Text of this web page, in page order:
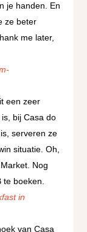
je handen. En
ze beter
me later,
een zeer
bij Casa do
serveren ze
situatie. Oh,
Nog
boeken.
van Casa